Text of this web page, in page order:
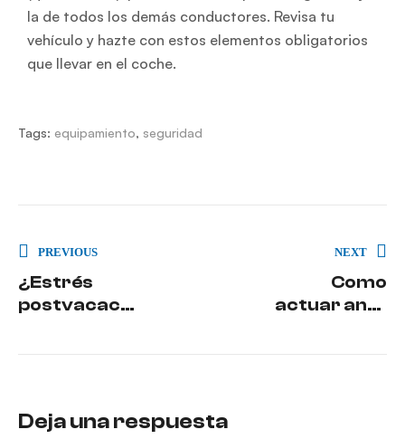
la de todos los demás conductores. Revisa tu
vehículo y hazte con estos elementos obligatorios
que llevar en el coche.
Tags: equipamiento, seguridad
PREVIOUS
¿Estrés
postvacacio
relacionan
NEXT
Como
actuar ante
Deja una respuesta